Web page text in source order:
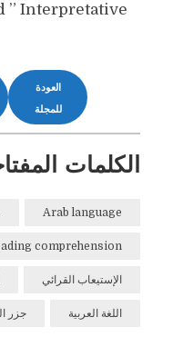
” Interpretative
العودة
للمجلة
الكلمات
Arab language
comprehension
الإستيعاب القرائي
اللغة العربية جزر